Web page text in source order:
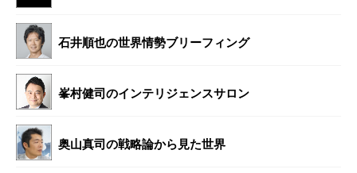
石井順也の世界情勢ブリーフィング
峯村健司のインテリジェンスサロン
奥山真司の戦略論から見た世界